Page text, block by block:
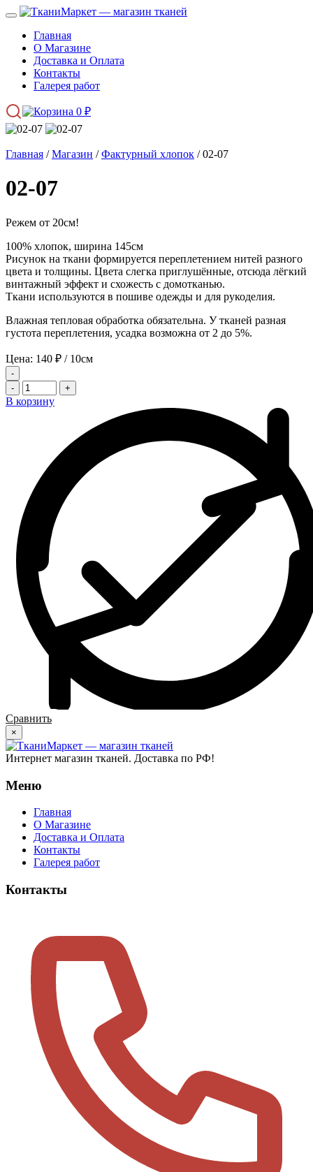
Главная
О Магазине
Доставка и Оплата
Контакты
Галерея работ
0 ₽
Главная /Магазин /Фактурный хлопок / 02-07
02-07
Режем от 20см!
100% хлопок, ширина 145см
Рисунок на ткани формируется переплетением нитей разного
цвета и толщины. Цвета слегка приглушённые, отсюда лёгкий
винтажный эффект и схожесть с домотканью.
Ткани используются в пошиве одежды и для рукоделия.
Влажная тепловая обработка обязательна. У тканей разная
густота переплетения, усадка возможна от 2 до 5%.
Цена: 140 ₽ / 10см
-
-
+
В корзину
Сравнить
×
Интернет магазин тканей. Доставка по РФ!
Меню
Главная
О Магазине
Доставка и Оплата
Контакты
Галерея работ
Контакты